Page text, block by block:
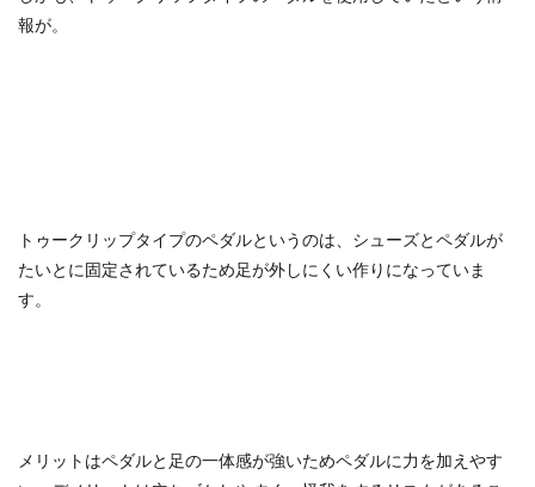
報が。
トゥークリップタイプのペダルというのは、シューズとペダルが
たいとに固定されているため足が外しにくい作りになっていま
す。
メリットはペダルと足の一体感が強いためペダルに力を加えやす